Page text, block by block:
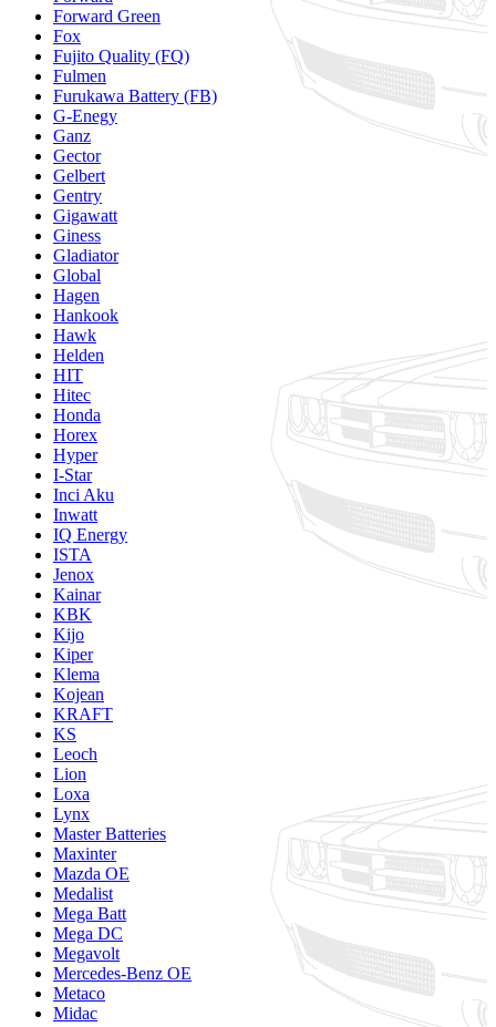
Forward Green
Fox
Fujito Quality (FQ)
Fulmen
Furukawa Battery (FB)
G-Enegy
Ganz
Gector
Gelbert
Gentry
Gigawatt
Giness
Gladiator
Global
Hagen
Hankook
Hawk
Helden
HIT
Hitec
Honda
Horex
Hyper
I-Star
Inci Aku
Inwatt
IQ Energy
ISTA
Jenox
Kainar
KBK
Kijo
Kiper
Klema
Kojean
KRAFT
KS
Leoch
Lion
Loxa
Lynx
Master Batteries
Maxinter
Mazda OE
Medalist
Mega Batt
Mega DC
Megavolt
Mercedes-Benz OE
Metaco
Midac